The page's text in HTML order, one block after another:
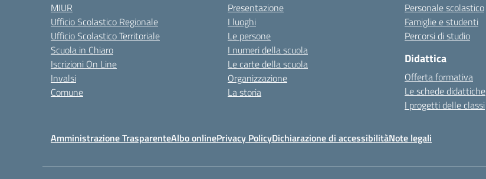
MIUR
Ufficio Scolastico Regionale
Ufficio Scolastico Territoriale
Scuola in Chiaro
Iscrizioni On Line
Invalsi
Comune
Presentazione
I luoghi
Le persone
I numeri della scuola
Le carte della scuola
Organizzazione
La storia
Personale scolastico
Famiglie e studenti
Percorsi di studio
Didattica
Offerta formativa
Le schede didattiche
I progetti delle classi
Amministrazione TrasparenteAlbo onlinePrivacy PolicyDichiarazione di accessibilitàNote legali